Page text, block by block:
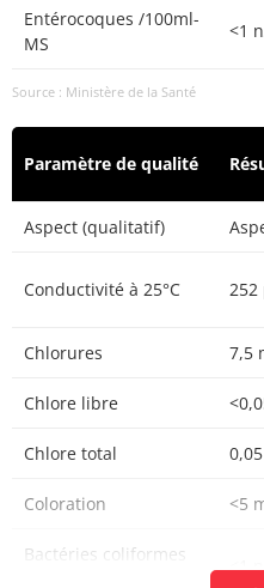
Entérocoques /100ml-
MS
<1
Source : Ministère de la Santé
Paramètre de qualité
Aspect (qualitatif)
Conductivité à 25°C 252
Chlorures 7,5
Chlore libre
Chlore total
Coloration <5
Bactéries coliformes
<1